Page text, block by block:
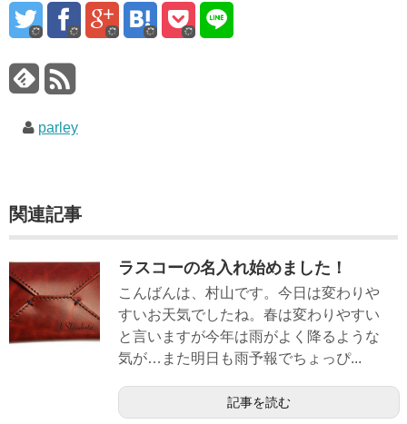
parley
関連記事
ラスコーの名入れ始めました！
こんばんは、村山です。今日は変わりや
すいお天気でしたね。春は変わりやすい
と言いますが今年は雨がよく降るような
気が…また明日も雨予報でちょっぴ...
記事を読む